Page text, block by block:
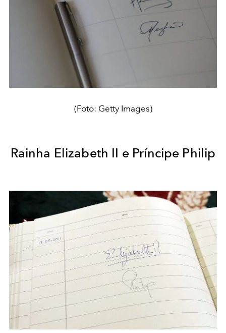
(Foto: Getty Images)
Rainha Elizabeth II e Príncipe Philip